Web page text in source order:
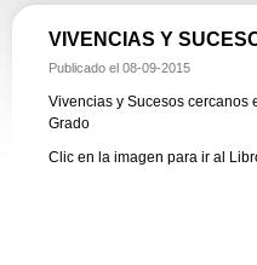
VIVENCIAS Y
Publicado el 08-09-2015
Vivencias y Sucesos cercanos
Grado
Clic en la imagen para ir al